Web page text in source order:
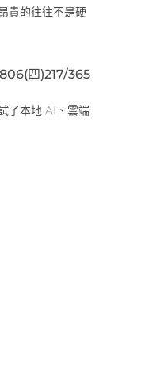
貴的往往不是硬
四)217/365
了本地 AI、雲端